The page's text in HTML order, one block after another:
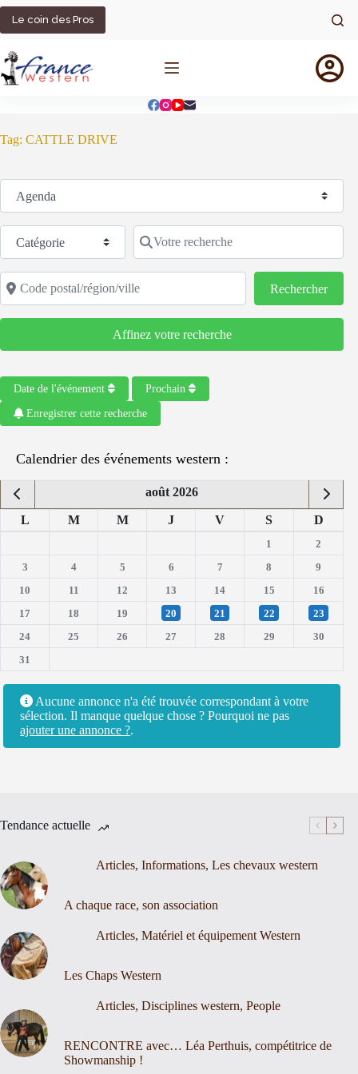
Passer
contenu
Le coin des Pros
Tag: CATTLE DRIVE
Sélectionnez le type de recherche
Catégorie Votre recherche
Code postal/région/ville
Rechercher
Affinez votre recherche
Date de l'événement Prochain
Enregistrer cette recherche
Calendrier des événements western :
août 2026
L M M J V S D
1
2
3
4 5 6 7 8
9
10
11 12 13 14 15
16
17
18 19 20 21 22
23
24
25 26 27 28 29
30
31
Aucune annonce n'a été trouvée correspondant à votre
sélection. Il manque quelque chose ? Pourquoi ne pas
ajouter une annonce ?.
Tendance actuelle
Articles, Informations, Les chevaux western
A chaque race, son association
Articles, Matériel et équipement Western
Les Chaps Western
Articles, Disciplines western, People
RENCONTRE avec… Léa Perthuis, compétitrice de
Showmanship !